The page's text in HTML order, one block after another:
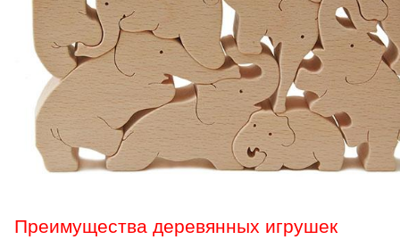
Преимущества деревянных игрушек